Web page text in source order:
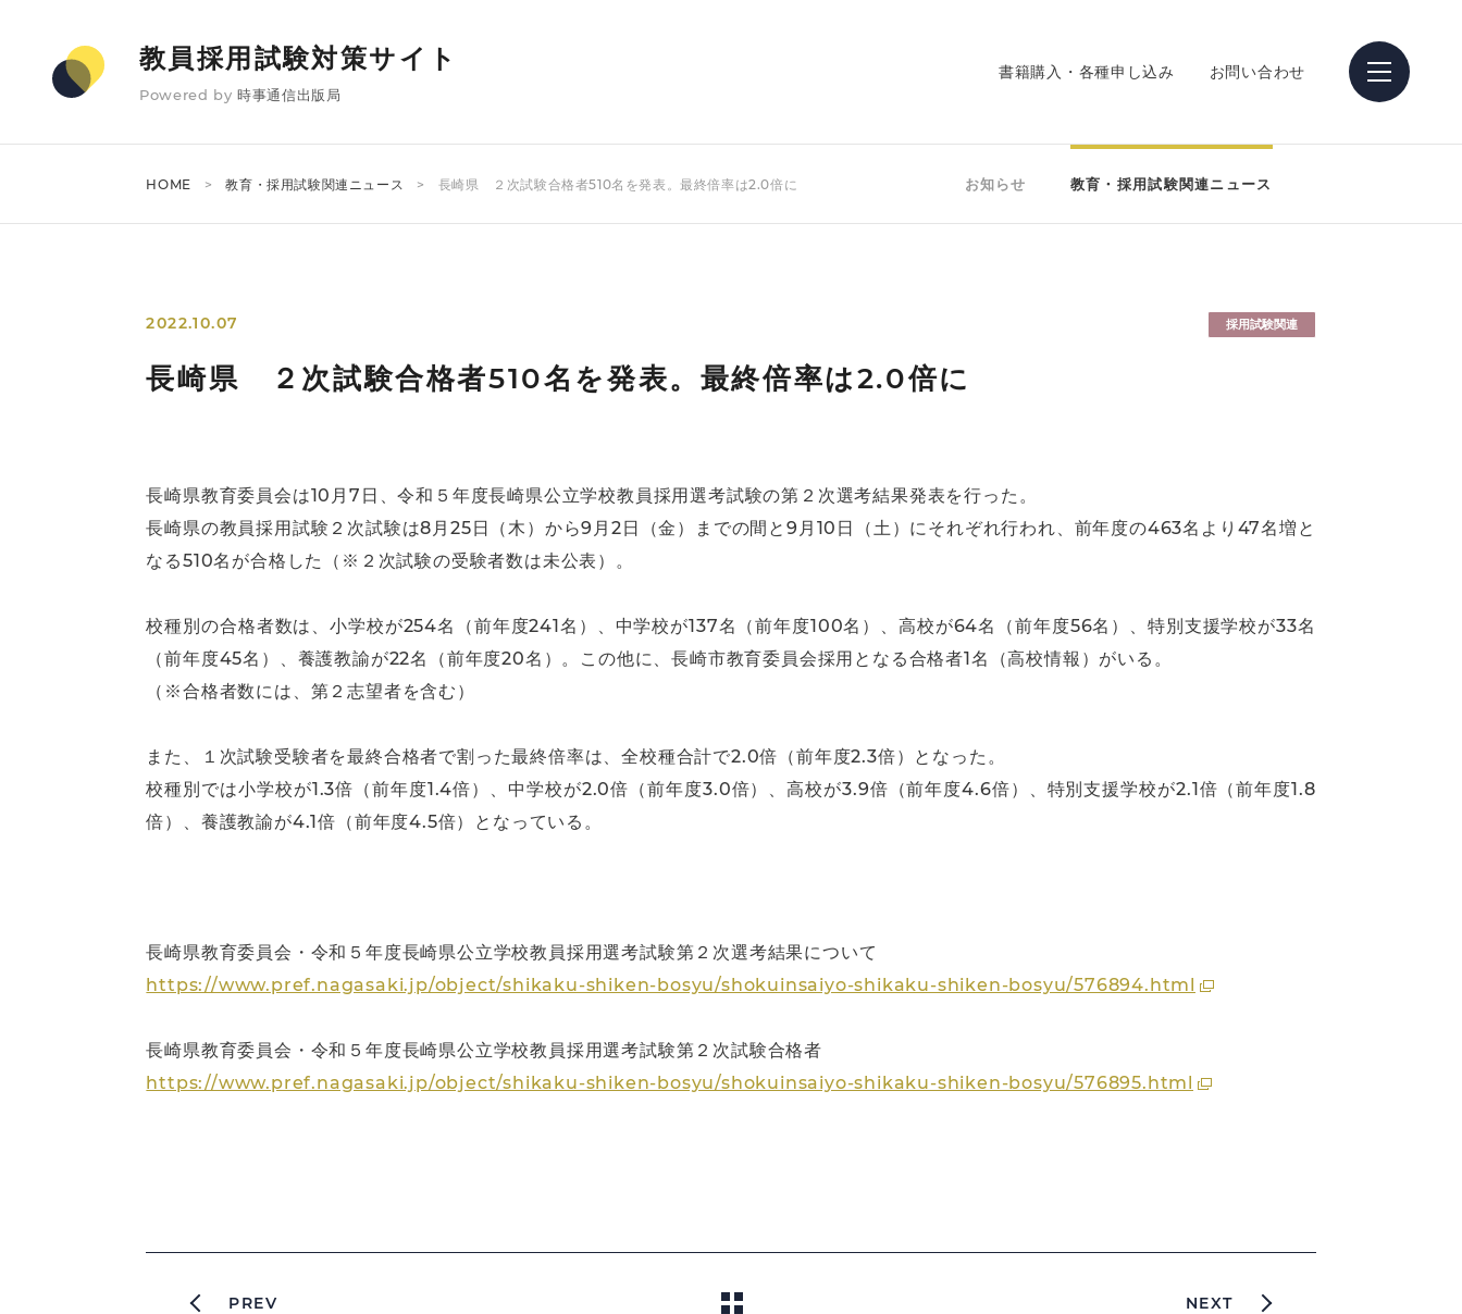
教員採用試験対策サイト
Powered by 時事通信出版局
書籍購入・各種申し込み お問い合わせ
HOME 教育・採用試験関連ニュース 長崎県 ２次試験合格者510名を発表。最終倍率は2.0倍に お知らせ 教育・採用試験関連ニュース
2022.10.07 採用試験関連
長崎県 ２次試験合格者510名を発表。最終倍率は2.0倍に
長崎県教育委員会は10月7日、令和５年度長崎県公立学校教員採用選考試験の第２次選考結果発表を行った。
長崎県の教員採用試験２次試験は8月25日（木）から9月2日（金）までの間と9月10日（土）にそれぞれ行われ、前年度の463名より47名増と
なる510名が合格した（※２次試験の受験者数は未公表）。
校種別の合格者数は、小学校が254名（前年度241名）、中学校が137名（前年度100名）、高校が64名（前年度56名）、特別支援学校が33名
（前年度45名）、養護教諭が22名（前年度20名）。この他に、長崎市教育委員会採用となる合格者1名（高校情報）がいる。
（※合格者数には、第２志望者を含む）
また、１次試験受験者を最終合格者で割った最終倍率は、全校種合計で2.0倍（前年度2.3倍）となった。
校種別では小学校が1.3倍（前年度1.4倍）、中学校が2.0倍（前年度3.0倍）、高校が3.9倍（前年度4.6倍）、特別支援学校が2.1倍（前年度1.8
倍）、養護教諭が4.1倍（前年度4.5倍）となっている。
長崎県教育委員会・令和５年度長崎県公立学校教員採用選考試験第２次選考結果について
https://www.pref.nagasaki.jp/object/shikaku-shiken-bosyu/shokuinsaiyo-shikaku-shiken-bosyu/576894.html
長崎県教育委員会・令和５年度長崎県公立学校教員採用選考試験第２次試験合格者
https://www.pref.nagasaki.jp/object/shikaku-shiken-bosyu/shokuinsaiyo-shikaku-shiken-bosyu/576895.html
PREV NEXT